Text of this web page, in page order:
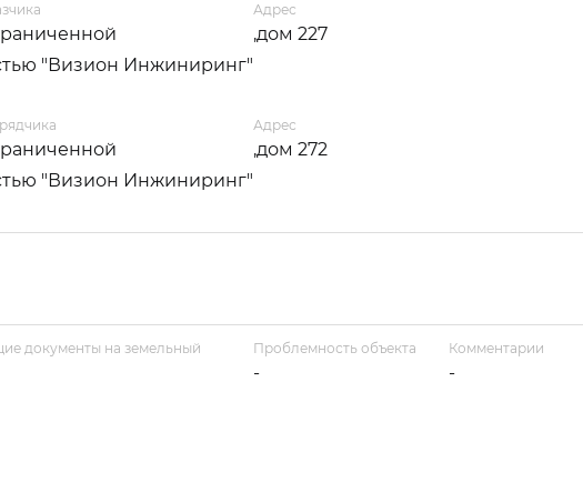
"Визион Инжиниринг"
Адрес
,дом 227
"Визион Инжиниринг"
Адрес
,дом 272
документы на земельный
Проблемность объекта
-
Комментарии
-